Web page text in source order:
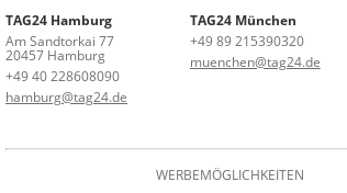
TAG24 Hamburg
Am Sandtorkai 77
20457 Hamburg
+49 40 228608090
hamburg@tag24.de
TAG24 München
+49 89 215390320
muenchen@tag24.de
WERBEMÖGLICHKEITEN